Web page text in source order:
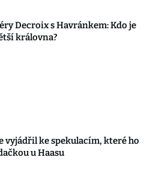
Decroix s Havránkem: Kdo je
královna?
vyjádřil ke spekulacím, které ho
u Haasu